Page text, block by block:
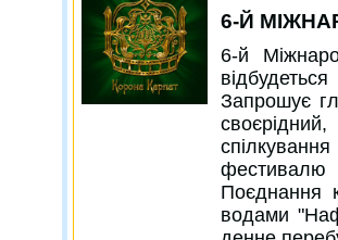
6-Й
6-й
Запрошує
Поєднання
водами